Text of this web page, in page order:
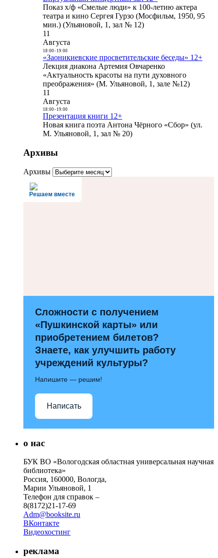
Показ х/ф «Смелые люди» к 100-летию актера
театра и кино Сергея Гурзо (Мосфильм, 1950, 95
мин.) (Ульяновой, 1, зал № 12)
11
Августа
18:00- 19:00
«Заоникиевские просветительские беседы» 12+
Лекция диакона Артемия Овчаренко
«Актуальность красоты на пути духовного
преображения» (М. Ульяновой, 1, зале №12)
11
Августа
18:00- 19:00
Презентация книги 12+
Новая книга поэта Антона Чёрного «Сбор» (ул.
М. Ульяновой, 1, зал № 20)
Архивы
Архивы
Решаем вместе
Сложности с получением
«Пушкинской карты» или
приобретением билетов?
Знаете, как улучшить работу
учреждений культуры?
Напишите — решим!
Написать
о нас
БУК ВО «Вологодская областная универсальная научная
библиотека»
Россия, 160000, Вологда,
Марии Ульяновой, 1
Телефон для справок –
8(8172)21-17-69
Adm@booksite.ru
ВКонтакте
Видеохостинг
реклама